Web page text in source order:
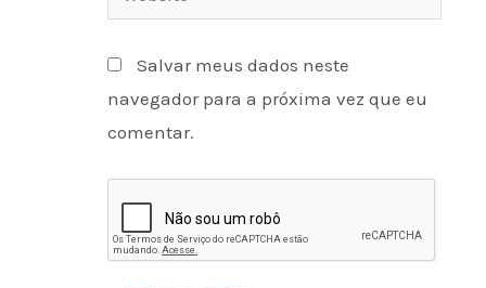
Salvar meus dados neste
navegador para a próxima vez que eu
comentar.